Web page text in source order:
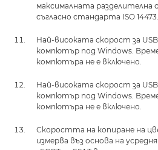
максималната разделителна
съгласно стандарта ISO 14473.
Най-високата скорост за
компютър под Windows.
компютъра не е включено.
Най-високата скорост за
компютър под Windows.
компютъра не е включено.
Скоростта на копиране на
измерва въз основа на